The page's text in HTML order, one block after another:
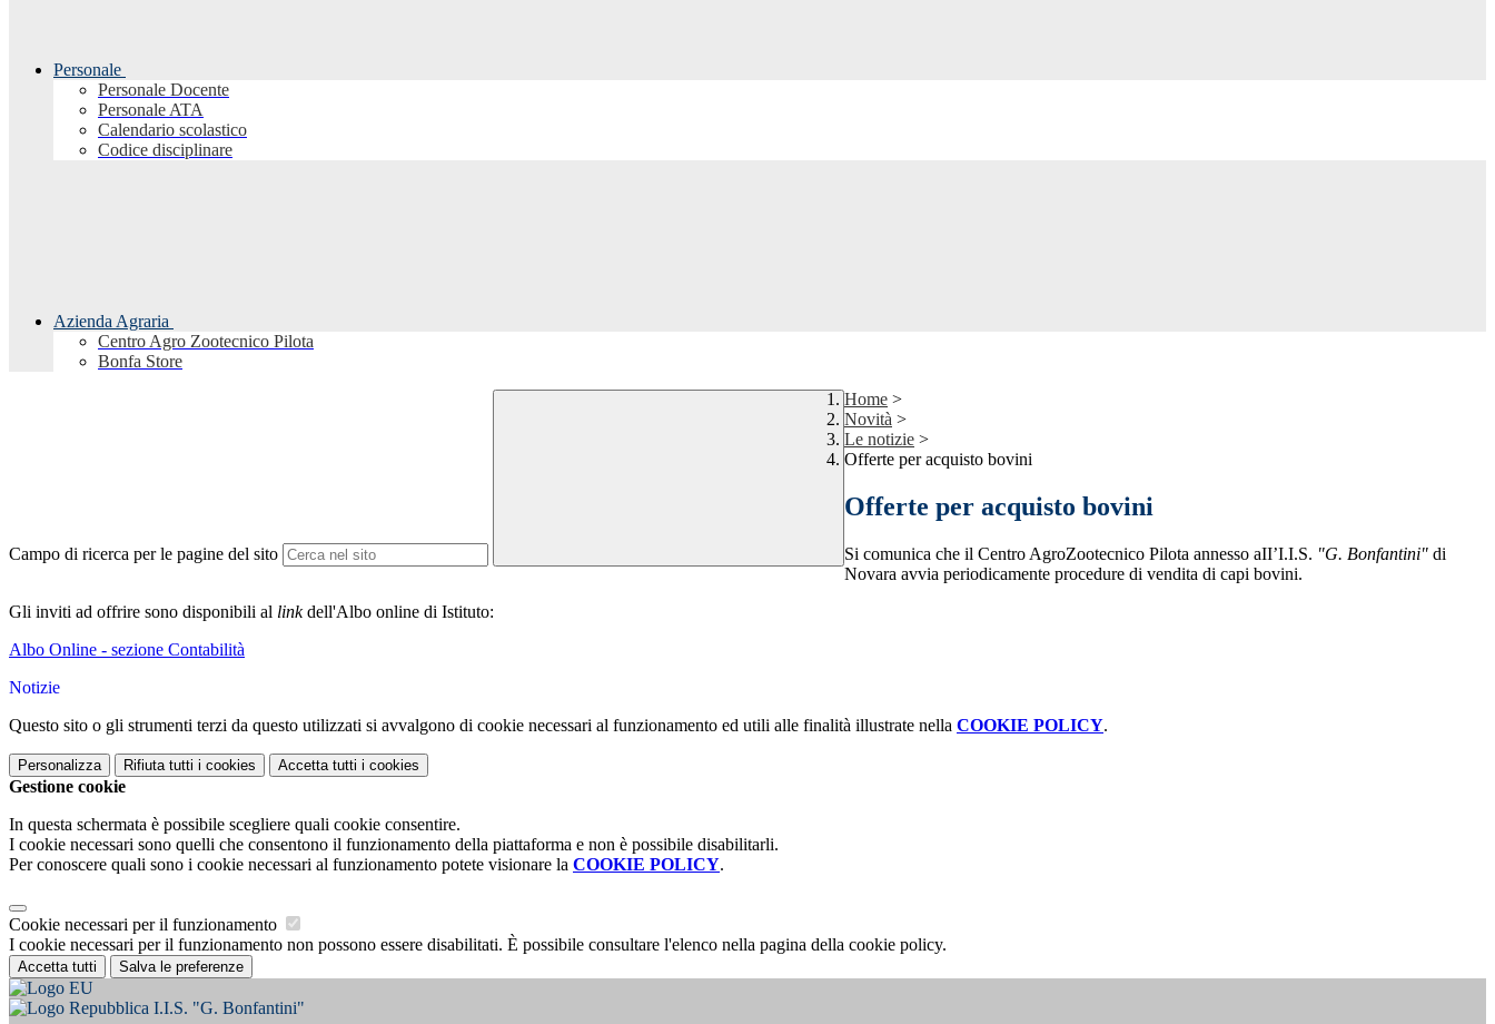
Personale
Personale Docente
Personale ATA
Calendario scolastico
Codice disciplinare
Azienda Agraria
Centro Agro Zootecnico Pilota
Bonfa Store
Campo di ricerca per le pagine del sito
Home >
Novità >
Le notizie >
Offerte per acquisto bovini
Offerte per acquisto bovini
Si comunica che il Centro AgroZootecnico Pilota annesso aII’I.I.S. "G. Bonfantini" di
Novara avvia periodicamente procedure di vendita di capi bovini.
Gli inviti ad offrire sono disponibili al linkdell'Albo online di Istituto:
Albo Online - sezione Contabilità
Notizie
Questo sito o gli strumenti terzi da questo utilizzati si avvalgono di cookie necessari al funzionamento ed utili alle finalità illustrate nella COOKIE POLICY.
Personalizza Rifiuta tutti i cookies Accetta tutti i cookies
Gestione cookie
In questa schermata è possibile scegliere quali cookie consentire.
I cookie necessari sono quelli che consentono il funzionamento della piattaforma e non è possibile disabilitarli.
Per conoscere quali sono i cookie necessari al funzionamento potete visionare la COOKIE POLICY.
Cookie necessari per il funzionamento
I cookie necessari per il funzionamento non possono essere disabilitati. È possibile consultare l'elenco nella pagina della cookie policy.
Accetta tutti Salva le preferenze
I.I.S. "G. Bonfantini"